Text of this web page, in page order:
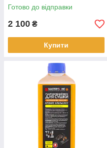
Готово до відправки
2 100 ₴
Купити